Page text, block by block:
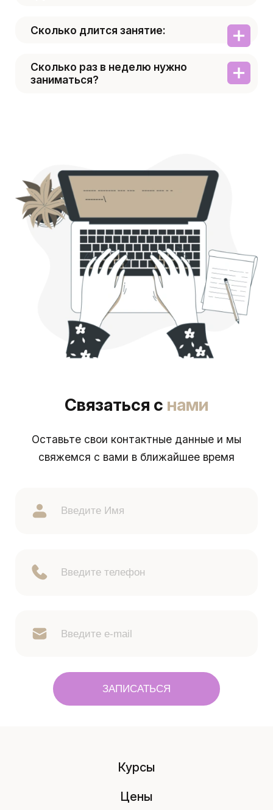
Сколько длится занятие:
Сколько раз в неделю нужно
заниматься?
Связаться с нами
Оставьте свои контактные данные и мы
свяжемся с вами в ближайшее время
ЗАПИСАТЬСЯ
Курсы
Цены